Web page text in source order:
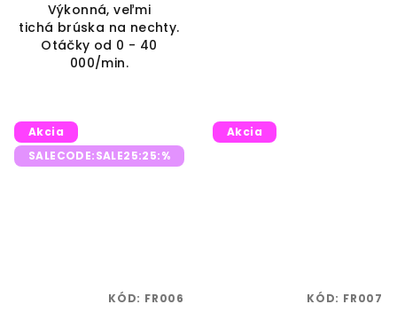
Výkonná, veľmi
tichá brúska na nechty.
Otáčky od 0 - 40
000/min.
Akcia
SALECODE:SALE25:25:%
KÓD: FR006
Akcia
KÓD: FR007